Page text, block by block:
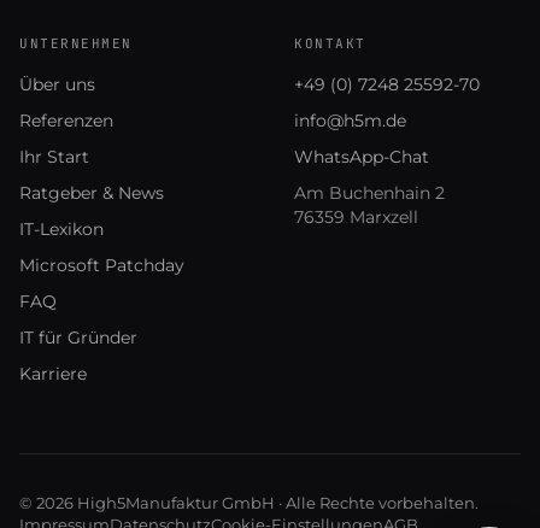
UNTERNEHMEN
Über uns
Referenzen
Ihr Start
Ratgeber & News
IT-Lexikon
Microsoft Patchday
FAQ
IT für Gründer
Karriere
KONTAKT
+49 (0) 7248 25592-70
info@h5m.de
WhatsApp-Chat
Am Buchenhain 2
76359 Marxzell
© 2026 High5Manufaktur GmbH · Alle Rechte vorbehalten.